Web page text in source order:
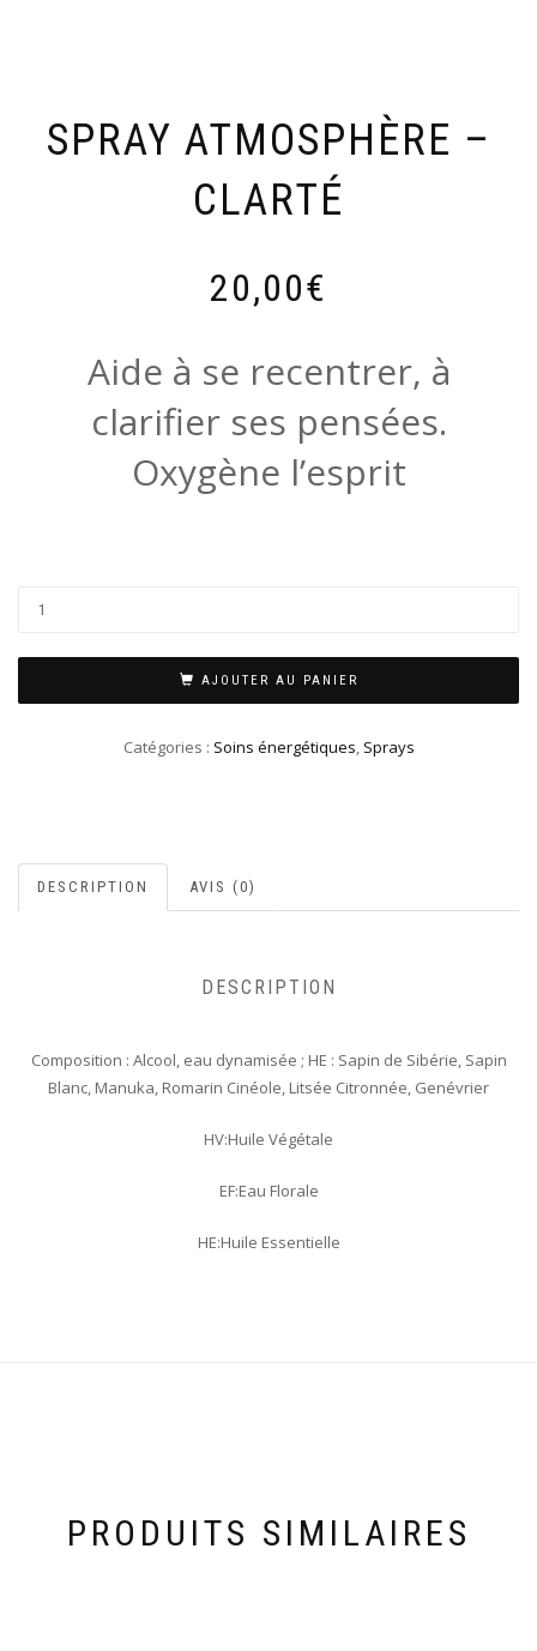
SPRAY ATMOSPHÈRE –
CLARTÉ
20,00€
Aide à se recentrer, à
clarifier ses pensées.
Oxygène l’esprit
AJOUTER AU PANIER
Catégories : Soins énergétiques, Sprays
DESCRIPTION AVIS (0)
DESCRIPTION
Composition : Alcool, eau dynamisée ; HE : Sapin de Sibérie, Sapin
Blanc, Manuka, Romarin Cinéole, Litsée Citronnée, Genévrier
HV:Huile Végétale
EF:Eau Florale
HE:Huile Essentielle
PRODUITS SIMILAIRES